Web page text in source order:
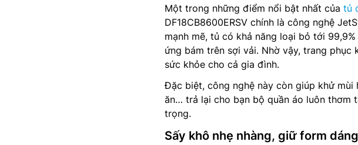
Một trong những điểm nổi bật nhất của tủ
DF18CB8600ERSV chính là công nghệ
mạnh mẽ, tủ có khả năng loại bỏ tới
ứng bám trên sợi vải. Nhờ vậy, trang phục
sức khỏe cho cả gia đình.
Đặc biệt, công nghệ này còn giúp khử
ăn… trả lại cho bạn bộ quần áo luôn thơm
trọng.
Sấy khô nhẹ nhàng, giữ form